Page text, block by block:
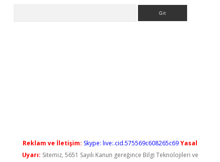
Reklam ve İletişim: Skype: live:.cid.575569c608265c69Yasal
Uyarı: Sitemiz, 5651 Sayılı Kanun gereğince Bilgi Teknolojileri ve